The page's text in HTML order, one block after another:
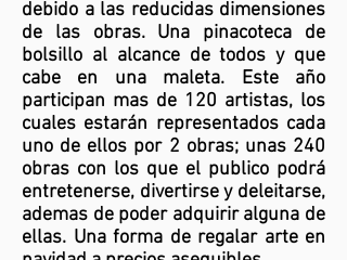
debido a las reducidas dimensiones
de las obras. Una pinacoteca de
bolsillo al alcance de todos y que
cabe en una maleta. Este año
participan mas de 120 artistas, los
cuales estarán representados cada
uno de ellos por 2 obras; unas 240
obras con los que el publico podrá
entretenerse, divertirse y deleitarse,
ademas de poder adquirir alguna de
ellas. Una forma de regalar arte en